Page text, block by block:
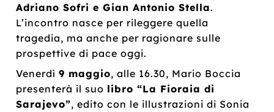
Adriano Sofri e Gian Antonio Stella.
L’incontro nasce per rileggere quella
tragedia, ma anche per ragionare sulle
prospettive di pace oggi.
Venerdì9 maggio, alle 16.30, Mario Boccia
presenterà il suo libro “La Fioraia di
Sarajevo”, edito con le illustrazioni di Sonia